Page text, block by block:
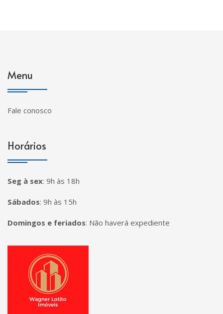
Menu
Fale conosco
Horários
Seg à sex: 9h às 18h
Sábados: 9h às 15h
Domingos e feriados: Não haverá expediente
Página inicial